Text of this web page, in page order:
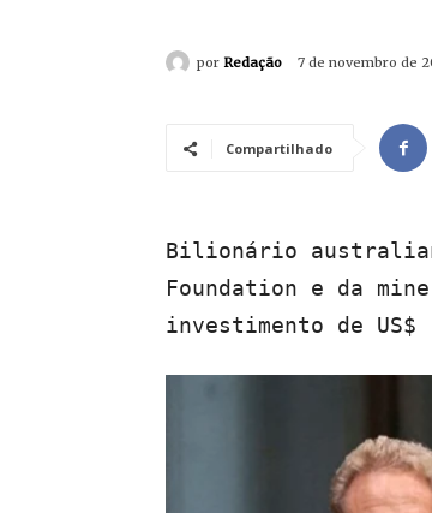
por Redação 7 de novembro de
Compartilhado
Bilionário
Foundation e da
investimento de US$